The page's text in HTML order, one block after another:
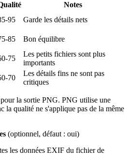
Notes
95
Garde les détails nets
85 Bon équilibre
75
Les petits fichiers sont plus
importants
70
Les détails fins ne sont pas
critiques
la sortie PNG. PNG utilise une
la qualité ne s'applique pas de la même
(optionnel, défaut : oui)
les données EXIF du fichier de